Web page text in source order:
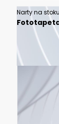
Narty na
Fototapeta